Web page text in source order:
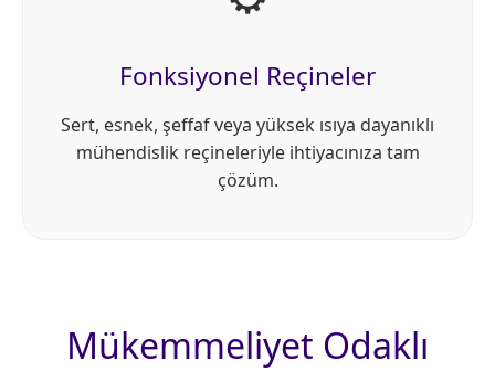
Fonksiyonel Reçineler
Sert, esnek, şeffaf veya yüksek ısıya dayanıklı
mühendislik reçineleriyle ihtiyacınıza tam
çözüm.
Mükemmeliyet Odaklı